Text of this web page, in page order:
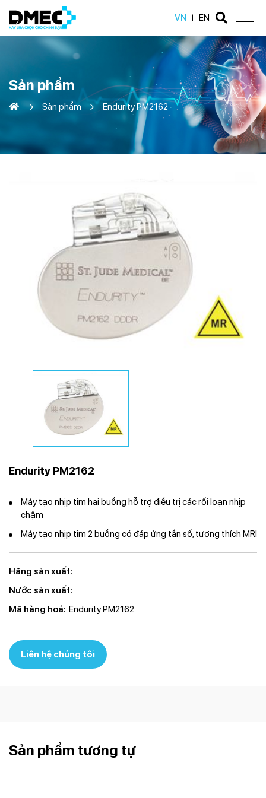
VN EN
Sản phẩm
Sản phẩm Endurity PM2162
Endurity PM2162
Máy tạo nhịp tim hai buồng hỗ trợ điều trị các rối loạn nhịp
chậm
Máy tạo nhịp tim 2 buồng có đáp ứng tần số, tương thích MRI
Hãng sản xuất:
Nước sản xuất:
Mã hàng hoá: Endurity PM2162
Liên hệ chúng tôi
Sản phẩm tương tự